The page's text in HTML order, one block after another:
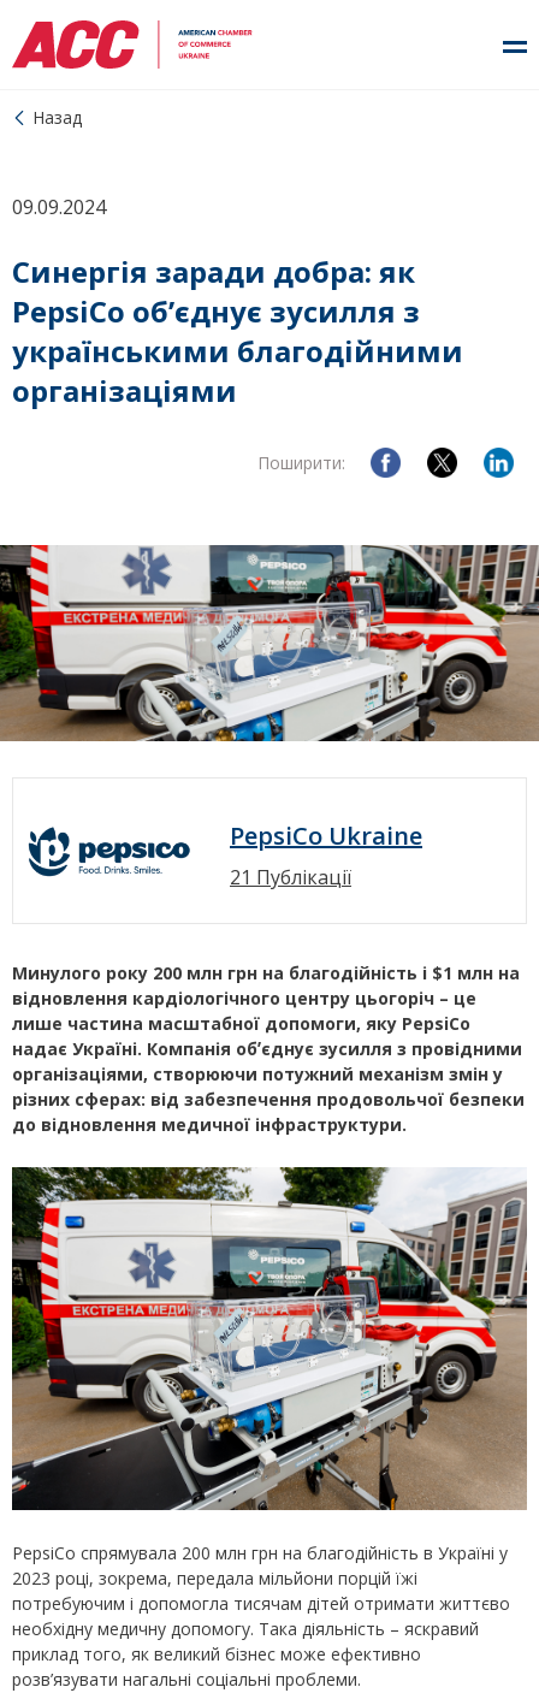
Назад
09.09.2024
Синергія заради добра: як
PepsiCo обʼєднує зусилля з
українськими благодійними
організаціями
Поширити:
PepsiCo Ukraine
21 Публікації
Минулого року 200 млн грн на благодійність і $1 млн на
відновлення кардіологічного центру цьогоріч – це
лише частина масштабної допомоги, яку PepsiCo
надає Україні. Компанія обʼєднує зусилля з провідними
організаціями, створюючи потужний механізм змін у
різних сферах: від забезпечення продовольчої безпеки
до відновлення медичної інфраструктури.
PepsiCo спрямувала 200 млн грн на благодійність в Україні у
2023 році, зокрема, передала мільйони порцій їжі
потребуючим і допомогла тисячам дітей отримати життєво
необхідну медичну допомогу. Така діяльність – яскравий
приклад того, як великий бізнес може ефективно
розв’язувати нагальні соціальні проблеми.